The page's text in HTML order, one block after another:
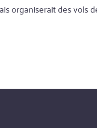
organiserait des